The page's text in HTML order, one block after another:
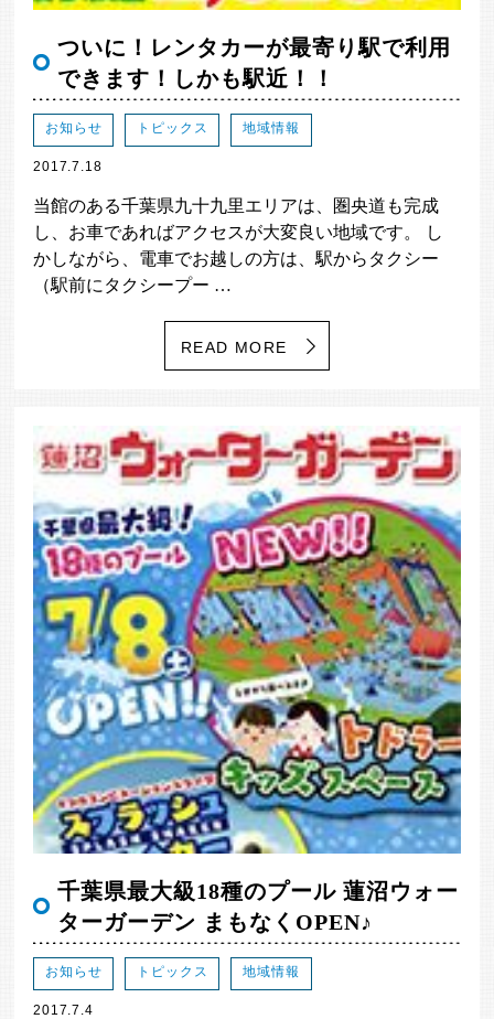
ついに！レンタカーが最寄り駅で利用
できます！しかも駅近！！
お知らせ トピックス 地域情報
2017.7.18
当館のある千葉県九十九里エリアは、圏央道も完成
し、お車であればアクセスが大変良い地域です。 し
かしながら、電車でお越しの方は、駅からタクシー
（駅前にタクシープー …
READ MORE
千葉県最大級18種のプール 蓮沼ウォー
ターガーデン まもなくOPEN♪
お知らせ トピックス 地域情報
2017.7.4